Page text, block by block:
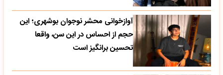
آوازخوانی محشر نوجوان بوشهری؛ این
حجم از احساس در این سن، واقعا
تحسین‌ برانگیز است